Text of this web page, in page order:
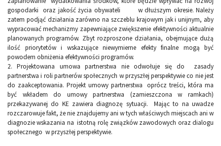
gospodarki oraz jakość życia obywateli w dłuższym okresie. Należy
zatem podjąć działania zarówno na szczeblu krajowym jak i unijnym, aby
wypracować mechanizmy zapewniające zwiększenie efektywności aktualnie
planowanych programów. Zbyt rozproszone działania, obejmujące dużą
ilość priorytetów i wskazujące niewymierne efekty finalne mogą być
powodem obniżenia efektywności programów.
2.
Projektowana umowa partnerstwa nie odwołuje się do zasady
partnerstwa i roli partnerów społecznych w przyszłej perspektywie co nie jest
do zaakceptowania. Projekt umowy partnerstwa oprócz treści, która ma
być wkładem do umowy partnerstwa (zamieszczona w ramkach)
przekazywanej do KE zawiera diagnozę sytuacji. Mając to na uwadze
rozczarowuje fakt, że nie znajdujemy ani w tych właściwych miejscach ani w
diagnozie wskazania na istotną rolę związków zawodowych oraz dialogu
społecznego w przyszłej perspektywie.